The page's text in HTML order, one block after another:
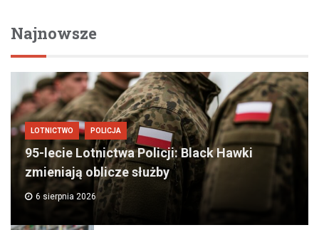
Najnowsze
LOTNICTWO POLICJA
95-lecie Lotnictwa Policji: Black Hawki
zmieniają oblicze służby
6 sierpnia 2026